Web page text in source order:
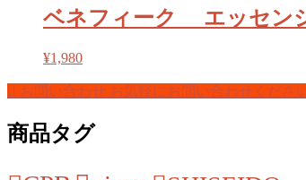
ベネフィーク エッセン
¥1,980
お問い合わせ お気軽にお問い合わせください
商品タグ